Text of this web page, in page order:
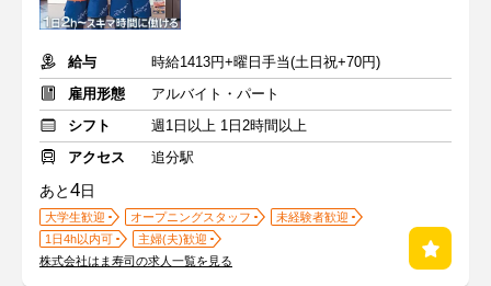
給与
時給1413円+曜日手当(土日祝+70円)
雇用形態
アルバイト・パート
シフト
週1日以上 1日2時間以上
アクセス
追分駅
あと4日
大学生歓迎 オープニングスタッフ
未経験者歓迎
1日4h以内可
主婦(夫)歓迎
株式会社はま寿司の求人一覧を見る